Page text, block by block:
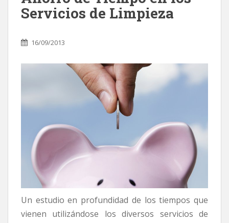
Servicios de Limpieza
16/09/2013
Un estudio en profundidad de los tiempos que
vienen utilizándose los diversos servicios de